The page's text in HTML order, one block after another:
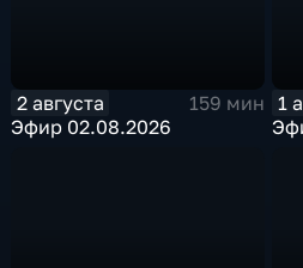
2 августа
159 мин
Эфир 02.08.2026
1